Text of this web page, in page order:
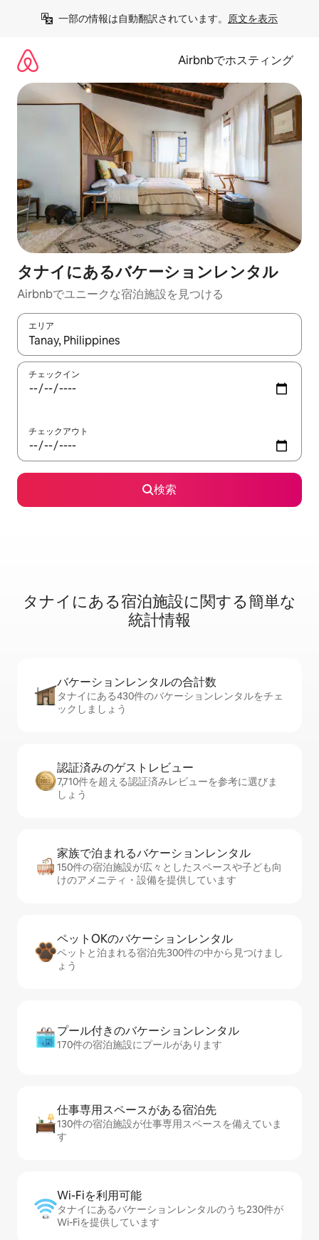
一部の情報は自動翻訳されています。 原文を表示
Airbnbでホスティング
タナイにあるバケーションレンタル
Airbnbでユニークな宿泊施設を見つける
エリア
検索結果が表示されたら、上下の矢印キーを使って移動するか
チェックイン
チェックアウト
検索
タナイに⁠あ⁠る宿⁠泊⁠施⁠設⁠に関⁠す⁠る簡⁠単⁠な
統⁠計⁠情⁠報
バケーションレ⁠ン⁠タ⁠ル⁠の合⁠計⁠数
タナイにある430件のバケーションレンタルをチェ
ックしましょう
認証済みのゲ⁠ス⁠ト⁠レ⁠ビ⁠ュ⁠ー
7,710件を超える認証済みレビューを参考に選びま
しょう
家族で泊まれるバ⁠ケ⁠ー⁠シ⁠ョ⁠ンレ⁠ン⁠タ⁠ル
150件の宿泊施設が広々としたスペースや子ども向
けのアメニティ・設備を提供しています
ペットOKのバ⁠ケ⁠ー⁠シ⁠ョ⁠ンレ⁠ン⁠タ⁠ル
ペットと泊まれる宿泊先300件の中から見つけまし
ょう
プール付きのバ⁠ケ⁠ー⁠シ⁠ョ⁠ンレ⁠ン⁠タ⁠ル
170件の宿泊施設にプールがあります
仕事専用ス⁠ペ⁠ー⁠スがあ⁠る宿⁠泊⁠先
130件の宿泊施設が仕事専用スペースを備えていま
す
Wi-Fiを利⁠用⁠可⁠能
タナイにあるバケーションレンタルのうち230件が
Wi-Fiを提供しています